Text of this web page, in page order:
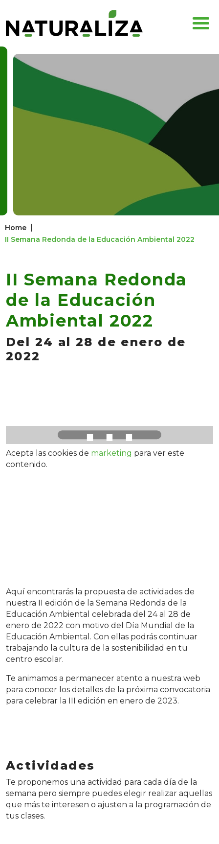
Home
II Semana Redonda de la Educación Ambiental 2022
II Semana Redonda
de la Educación
Ambiental 2022
Del 24 al 28 de enero de
2022
⋯
Acepta las cookies de marketing para ver este
contenido.
Aquí encontrarás la propuesta de actividades de
nuestra II edición de la Semana Redonda de la
Educación Ambiental celebrada del 24 al 28 de
enero de 2022 con motivo del Día Mundial de la
Educación Ambiental. Con ellas podrás continuar
trabajando la cultura de la sostenibilidad en tu
centro escolar.
Te animamos a permanecer atento a nuestra web
para conocer los detalles de la próxima convocatoria
para celebrar la III edición en enero de 2023.
Actividades
Te proponemos una actividad para cada día de la
semana pero siempre puedes elegir realizar aquellas
que más te interesen o ajusten a la programación de
tus clases.